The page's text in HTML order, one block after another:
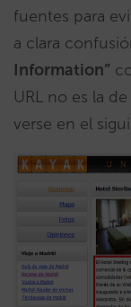
fuentes para
a clara
Information”
URL no es la
verse en el